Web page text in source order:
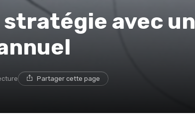
avec un
Partager cette page